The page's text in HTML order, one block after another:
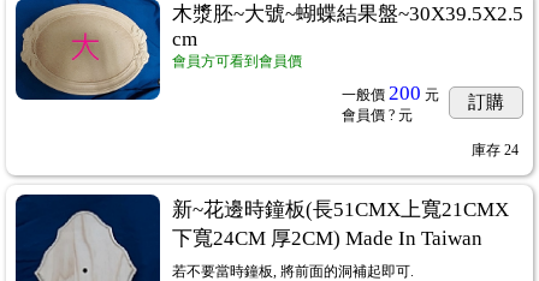
木漿胚~大號~蝴蝶結果盤~30X39.5X2.5
cm
會員方可看到會員價
一般價 200 元
會員價 ? 元
訂購
庫存 24
新~花邊時鐘板(長51CMX上寬21CMX
下寬24CM 厚2CM) Made In Taiwan
若不要當時鐘板, 將前面的洞補起即可.